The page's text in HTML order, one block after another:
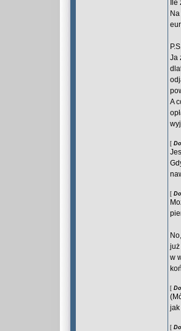
Ja
A
[
[
już
w
[
jak
[